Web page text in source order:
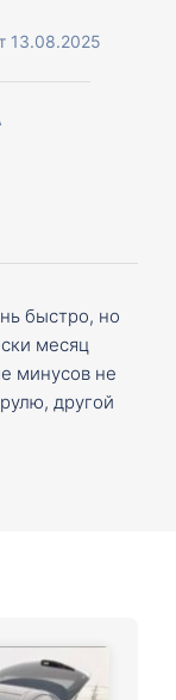
13.08.2025
быстро, но
месяц
минусов не
другой